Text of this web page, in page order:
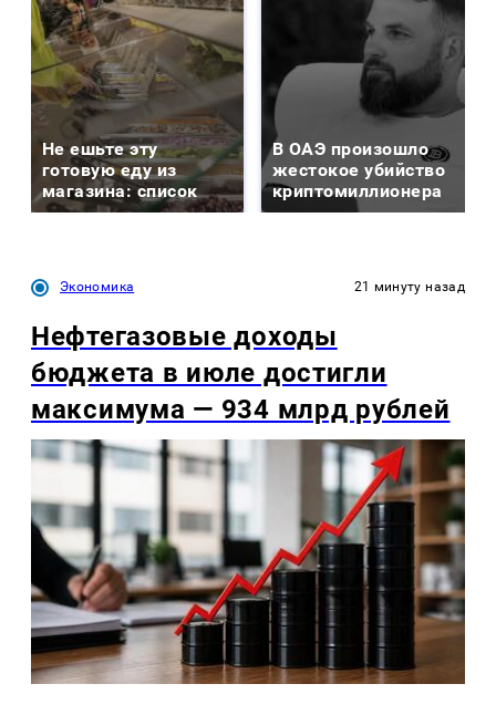
Не ешьте эту
готовую еду из
магазина: список
В ОАЭ произошло
жестокое убийство
криптомиллионера
Экономика 21 минуту назад
Нефтегазовые доходы
бюджета в июле достигли
максимума — 934 млрд рублей